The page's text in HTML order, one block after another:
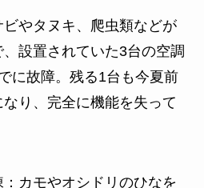
ビやタヌキ、爬虫類などが
設置されていた3台の空調
に故障。残る1台も今夏前
り、完全に機能を失って
：カモやオシドリのひなを